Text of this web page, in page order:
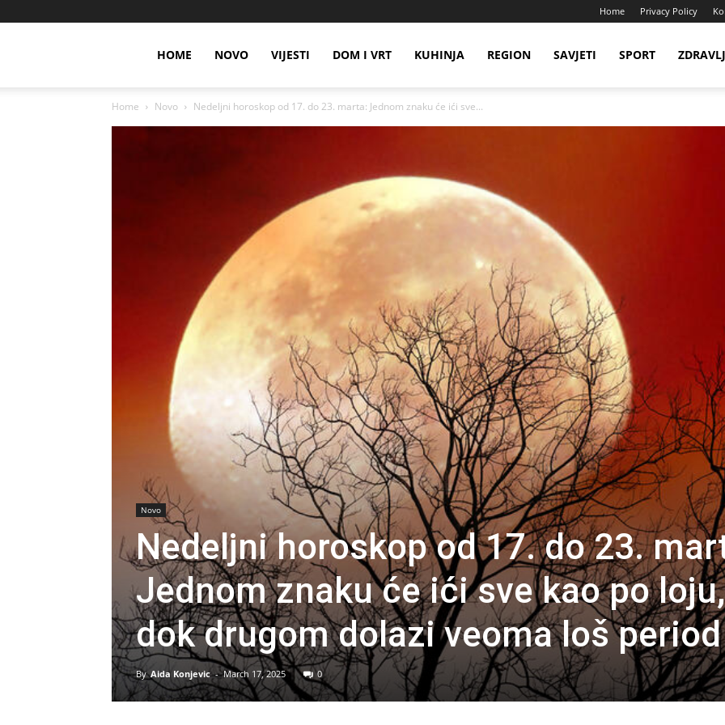
Home Privacy Policy
HOME NOVO VIJESTI DOM I VRT KUHINJA REGION SAVJETI SPORT
Home Novo Nedeljni horoskop od 17. do 23. marta: Jednom znaku će ići sve...
Novo
Nedeljni horoskop od 17. do 23.
Jednom znaku će ići sve kao po loju,
dok drugom dolazi veoma loš period
By Aida Konjevic - March 17, 2025 0